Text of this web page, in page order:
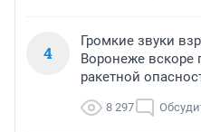
4
Громкие звуки
Воронеже вскоре
ракетной
8 297